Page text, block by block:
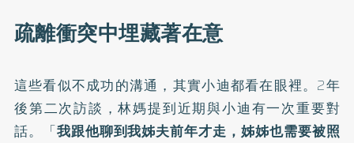
疏離衝突中埋藏著在意
這些看似不成功的溝通，其實小迪都看在眼裡。2年
後第二次訪談，林媽提到近期與小迪有一次重要對
話。「我跟他聊到我姊夫前年才走，姊姊也需要被照